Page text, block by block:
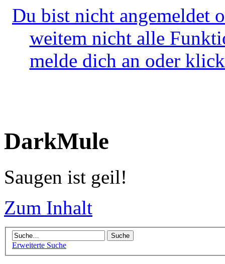
Du bist nicht angemeldet
weitem nicht alle
melde dich an oder
DarkMule
Saugen ist geil!
Zum Inhalt
Erweiterte Suche